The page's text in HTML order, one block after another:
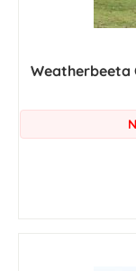
Weatherbeeta